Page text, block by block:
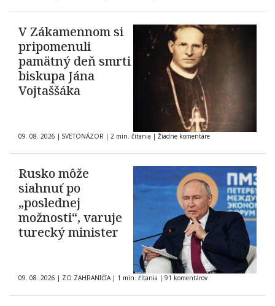
V Zákamennom si
pripomenuli
pamätný deň smrti
biskupa Jána
Vojtaššáka
09. 08. 2026 | SVETONÁZOR | 2 min. čítania | Žiadne komentáre
Rusko môže
siahnuť po
„poslednej
možnosti“, varuje
turecký minister
09. 08. 2026 | ZO ZAHRANIČIA | 1 min. čítania | 91 komentárov